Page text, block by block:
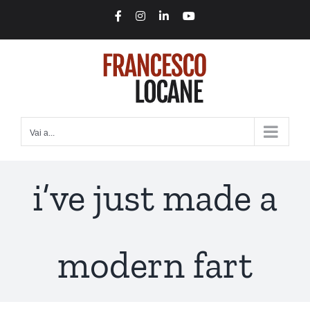
FacebookInstagram
LinkedInYouTube
Vai a...
i’ve just made a
modern fart